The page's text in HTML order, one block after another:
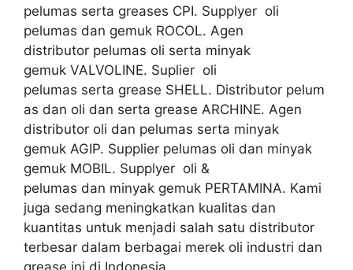
pelumas serta greases CPI. Supplyer oli
pelumas dan gemuk ROCOL. Agen
distributor pelumas oli serta minyak
gemuk VALVOLINE. Suplier oli
pelumas serta grease SHELL. Distributor pelum
as dan oli dan serta grease ARCHINE. Agen
distributor oli dan pelumas serta minyak
gemuk AGIP. Supplier pelumas oli dan minyak
gemuk MOBIL. Supplyer oli &
pelumas dan minyak gemuk PERTAMINA. Kami
juga sedang meningkatkan kualitas dan
kuantitas untuk menjadi salah satu distributor
terbesar dalam berbagai merek oli industri dan
grease ini di Indonesia.